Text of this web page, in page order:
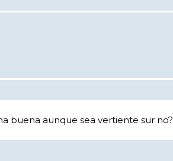
buena aunque sea vertiente sur no?